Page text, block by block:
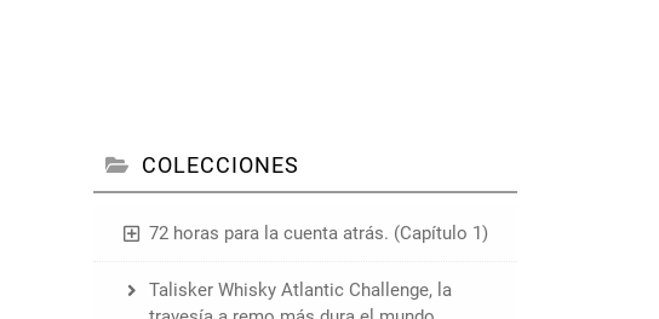
COLECCIONES
72 horas para la cuenta atrás. (Capítulo 1)
Talisker Whisky Atlantic Challenge, la